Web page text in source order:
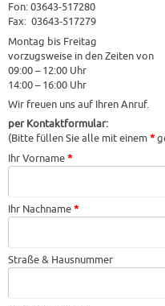
Fon: 03643-517280
Fax: 03643-517279
Montag bis Freitag
vorzugsweise in den Zeiten von
09:00 – 12:00 Uhr
14:00 – 16:00 Uhr
Wir freuen uns auf Ihren Anruf.
per Kontaktformular:
(Bitte füllen Sie alle mit einem*
Ihr Vorname*
Ihr Nachname*
Straße & Hausnummer